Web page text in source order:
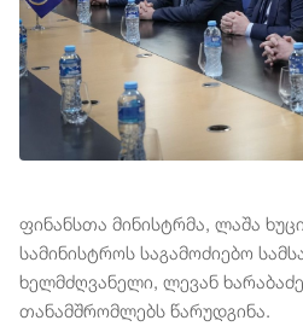
ფინანსთა მინისტრმა, ლაშა
სამინისტროს საგამოძიებო
ხელმძღვანელი, ლევან ხარაბაძე
თანამშრომლებს წარუდგინა.